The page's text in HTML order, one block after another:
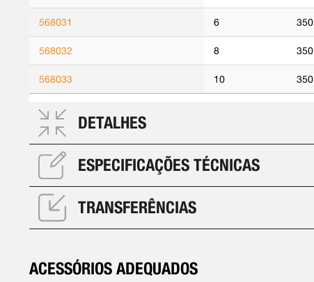
568031 6 350
568032 8 350
568033 10 350
DETALHES
ESPECIFICAÇÕES TÉCNICAS
TRANSFERÊNCIAS
ACESSÓRIOS ADEQUADOS